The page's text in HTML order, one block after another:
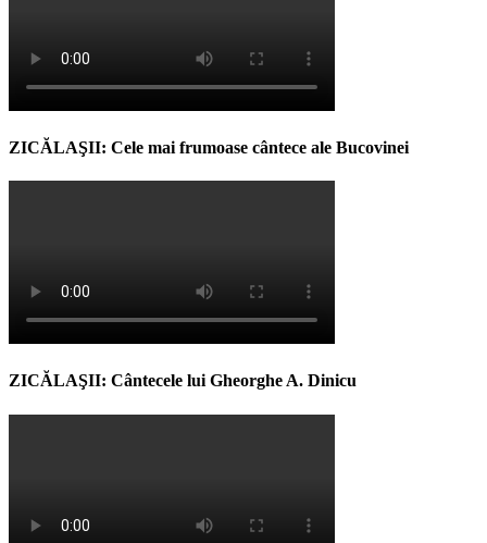
ZICĂLAŞII: Cele mai frumoase cântece ale Bucovinei
ZICĂLAŞII: Cântecele lui Gheorghe A. Dinicu